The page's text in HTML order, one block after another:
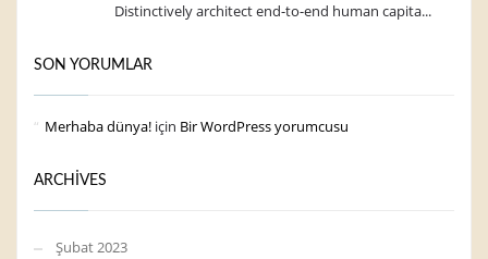
Distinctively architect end-to-end human capita...
SON YORUMLAR
Merhaba dünya! için Bir WordPress yorumcusu
ARCHIVES
Şubat 2023